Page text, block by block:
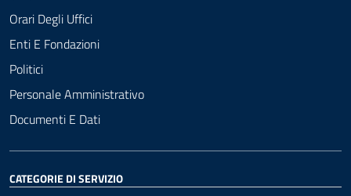
Orari Degli Uffici
Enti E Fondazioni
Politici
Personale Amministrativo
Documenti E Dati
CATEGORIE DI SERVIZIO